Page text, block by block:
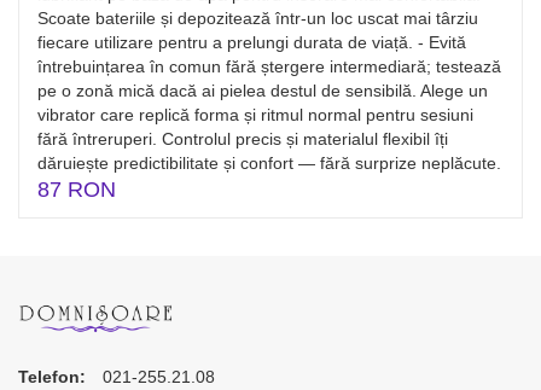
Scoate bateriile și depozitează într-un loc uscat mai târziu
fiecare utilizare pentru a prelungi durata de viață. - Evită
întrebuințarea în comun fără ștergere intermediară; testează
pe o zonă mică dacă ai pielea destul de sensibilă. Alege un
vibrator care replică forma și ritmul normal pentru sesiuni
fără întreruperi. Controlul precis și materialul flexibil îți
dăruiește predictibilitate și confort — fără surprize neplăcute.
87 RON
Telefon:
021-255.21.08